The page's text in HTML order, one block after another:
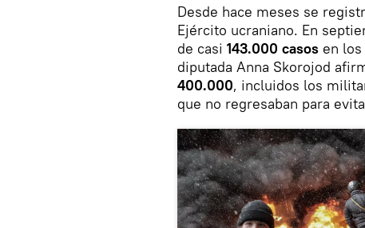
Desde hace meses se
Ejército ucraniano. En
de casi 143.000 casos en
diputada Anna Skorojod
400.000, incluidos los
que no regresaban para